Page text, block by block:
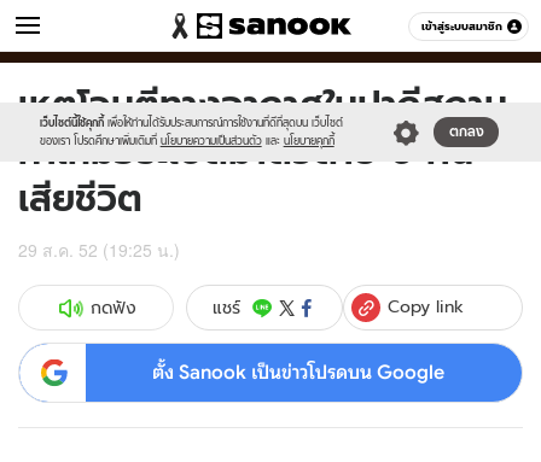
เข้าสู่ระบบสมาชิก
ข่าว หมวดอื่นๆ
เว็บไซต์นี้ใช้คุกกี้ เพื่อให้ท่านได้รับประสบการณ์การใช้งานที่ดีที่สุดบน เว็บไซต์
ของเรา โปรดศึกษาเพิ่มเติมที่ นโยบายความเป็นส่วนตัว และ นโยบายคุกกี้
ตกลง
Sanook
//s.isanook.com/sr/0/images/logo-
new-
sanook.png
600
60
เหตุโจมตีทางอากาศในปากีสถาน
ทำให้มือระเบิดฆ่าตัวตาย 6 คน
เสียชีวิต
29 ส.ค. 52 (19:25 น.)
กดฟัง แชร์ Copy link
ตั้ง Sanook เป็นข่าวโปรดบน Google